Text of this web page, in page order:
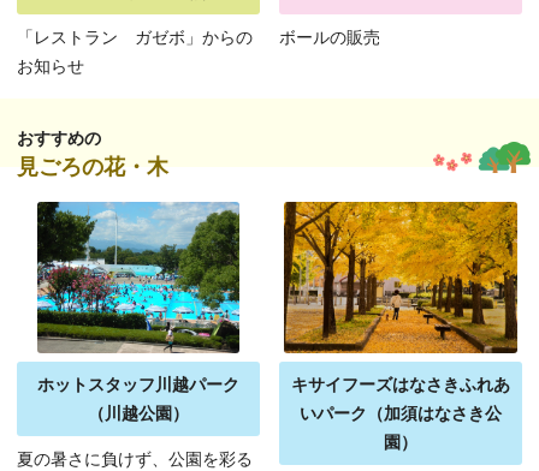
「レストラン ガゼボ」からの
お知らせ
ボールの販売
おすすめの
見ごろの花・木
ホットスタッフ川越パーク
（川越公園）
夏の暑さに負けず、公園を彩る
キサイフーズはなさきふれあ
いパーク（加須はなさき公
園）